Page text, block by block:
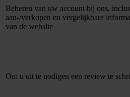
Beheren van uw account bij ons,
aan-/verkopen en vergelijkbare
van de website
Om u uit te nodigen een review te